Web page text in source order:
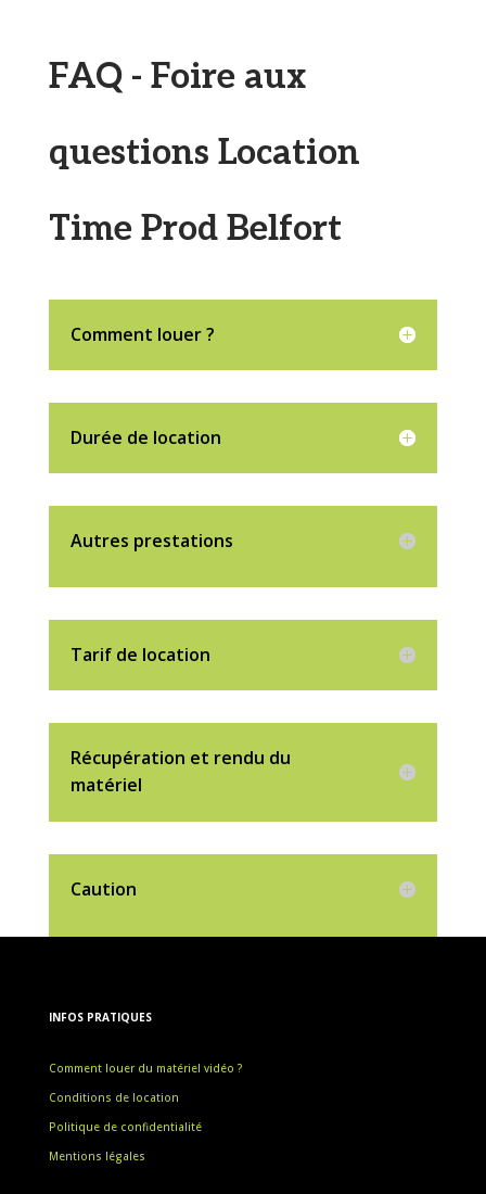
FAQ - Foire aux
questions Location
Time Prod Belfort
Comment louer ?
Durée de location
Autres prestations
Tarif de location
Récupération et rendu du
matériel
Caution
INFOS PRATIQUES
Comment louer du matériel vidéo ?
Conditions de location
Politique de confidentialité
Mentions légales